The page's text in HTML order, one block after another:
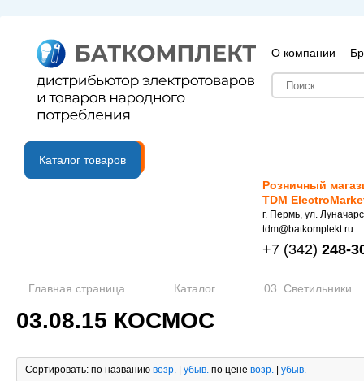
О компании
B2B портал
Каталог товаров
Розничный
TDM
г. Пермь, ул.
tdm@batkomplekt.ru
+7 (342) 248-
Главная страница Каталог 03. Светильники
03.08.15 КОСМОС
Сортировать: по названию возр. | убыв. по цене возр. | убыв.